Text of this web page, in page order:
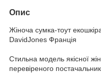
Опис
Жіноча сумка-тоут
DavidJones Франція
Стильна модель якісної
перевіреного